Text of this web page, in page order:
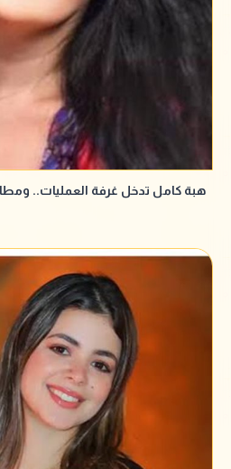
هبة كامل تدخل غرفة العمليات..